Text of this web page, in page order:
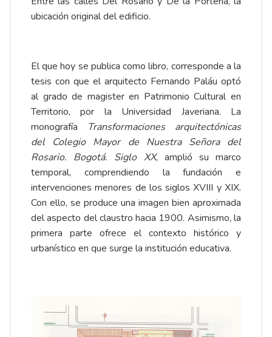
ubicación original del edificio.
El que hoy se publica como libro, corresponde a la
tesis con que el arquitecto Fernando Paláu optó
al grado de magister en Patrimonio Cultural en
Territorio, por la Universidad Javeriana. La
monografía Transformaciones arquitectónicas
del Colegio Mayor de Nuestra Señora del
Rosario. Bogotá. Siglo XX, amplió su marco
temporal, comprendiendo la fundación e
intervenciones menores de los siglos XVIII y XIX.
Con ello, se produce una imagen bien aproximada
del aspecto del claustro hacia 1900. Asimismo, la
primera parte ofrece el contexto histórico y
urbanístico en que surge la institución educativa.